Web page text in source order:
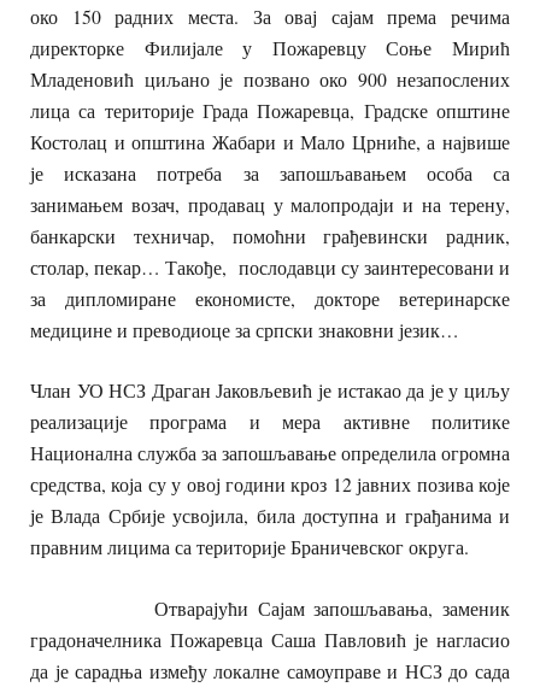
око 150 радних места. За овај сајам према речима
директорке Филијале у Пожаревцу Соње Мирић
Младеновић циљано је позвано око 900 незапослених
лица са територије Града Пожаревца, Градске општине
Костолац и општина Жабари и Мало Црниће, а највише
је исказана потреба за запошљавањем особа са
занимањем возач, продавац у малопродаји и на терену,
банкарски техничар, помоћни грађевински радник,
столар, пекар… Такође, послодавци су заинтересовани и
за дипломиране економисте, докторе ветеринарске
медицине и преводиоце за српски знаковни језик…
Члан УО НСЗ Драган Јаковљевић је истакао да је у циљу
реализације програма и мера активне политике
Национална служба за запошљавање определила огромна
средства, која су у овој години кроз 12 јавних позива које
је Влада Србије усвојила, била доступна и грађанима и
правним лицима са територије Браничевског округа.
Отварајући Сајам запошљавања, заменик
градоначелника Пожаревца Саша Павловић је нагласио
да је сарадња између локалне самоуправе и НСЗ до сада